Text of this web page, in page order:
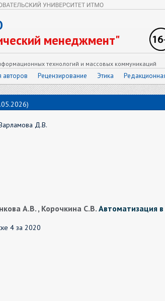
менеджмент"
технологий и массовых коммуникаций
Рецензирование Этика
Д.В.
А.В. , Корочкина С.В. Автоматизация в
4 за 2020